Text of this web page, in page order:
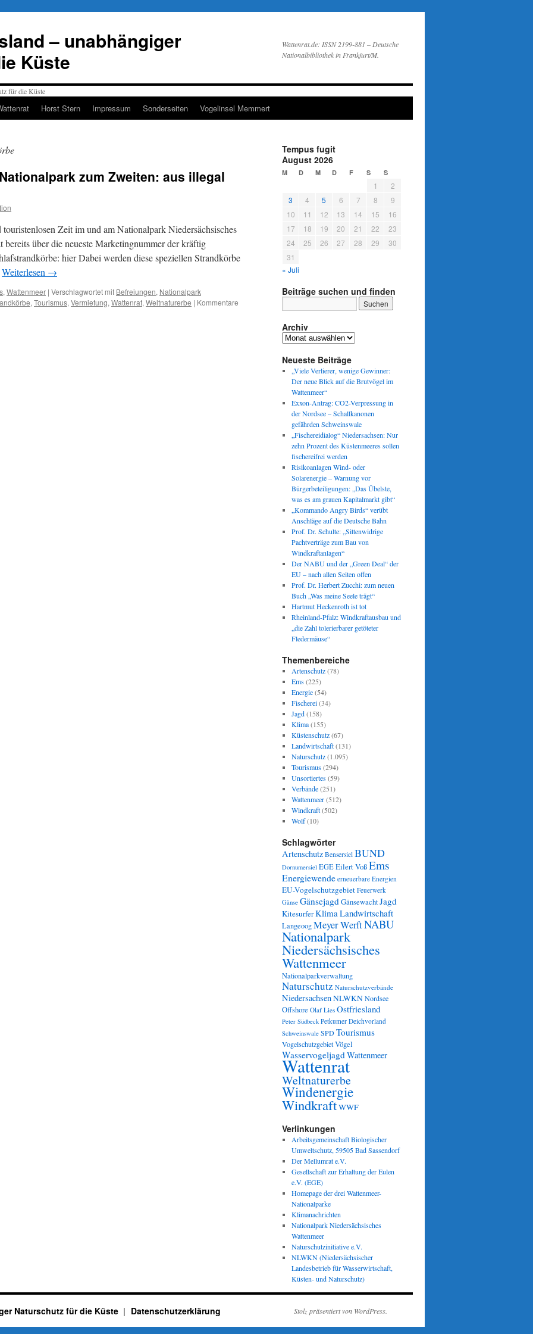
– unabhängiger
Küste
Wattenrat.de: ISSN 2199-881 – Deutsche
Nationalbibliothek in Frankfurt/M.
Horst Stern Impressum Sonderseiten Vogelinsel Memmert
zum Zweiten: aus illegal
Zeit im und am Nationalpark Niedersächsisches
bereits über die neueste Marketingnummer der kräftig
hier Dabei werden diese speziellen Strandkörbe
Weiterlesen →
, Wattenmeer | Verschlagwortet mit Befreiungen, Nationalpark
, Tourismus, Vermietung, Wattenrat, Weltnaturerbe | Kommentare
Tempus fugit
August 2026
M D M D F S S
1
2
3
4 5 6 7 8
9
10
11 12 13 14 15
16
17
18 19 20 21 22
23
24
25 26 27 28 29
30
31
« Juli
Beiträge suchen und finden
Archiv
Archiv
Neueste Beiträge
„Viele Verlierer, wenige Gewinner:
Der neue Blick auf die Brutvögel im
Wattenmeer“
Exxon-Antrag: CO2-Verpressung in
der Nordsee – Schallkanonen
gefährden Schweinswale
„Fischereidialog“ Niedersachsen: Nur
zehn Prozent des Küstenmeeres sollen
fischereifrei werden
Risikoanlagen Wind- oder
Solarenergie – Warnung vor
Bürgerbeteiligungen: „Das Übelste,
was es am grauen Kapitalmarkt gibt“
„Kommando Angry Birds“ verübt
Anschläge auf die Deutsche Bahn
Prof. Dr. Schulte: „Sittenwidrige
Pachtverträge zum Bau von
Windkraftanlagen“
Der NABU und der „Green Deal“ der
EU – nach allen Seiten offen
Prof. Dr. Herbert Zucchi: zum neuen
Buch „Was meine Seele trägt“
Hartmut Heckenroth ist tot
Rheinland-Pfalz: Windkraftausbau und
„die Zahl tolerierbarer getöteter
Fledermäuse“
Themenbereiche
Artenschutz(78)
Ems(225)
Energie(54)
Fischerei(34)
Jagd(158)
Klima(155)
Küstenschutz(67)
Landwirtschaft(131)
Naturschutz(1.095)
Tourismus(294)
Unsortiertes(59)
Verbände(251)
Wattenmeer(512)
Windkraft(502)
Wolf(10)
Schlagwörter
Artenschutz Bensersiel BUND
Dornumersiel EGEEilert VoßEms
Energiewende erneuerbare Energien
EU-Vogelschutzgebiet Feuerwerk
Gänse GänsejagdGänsewachtJagd
KitesurferKlimaLandwirtschaft
LangeoogMeyer WerftNABU
Nationalpark
Niedersächsisches
Wattenmeer
Nationalparkverwaltung
Naturschutz Naturschutzverbände
NiedersachsenNLWKNNordsee
Offshore Olaf Lies Ostfriesland
Peter Südbeck Petkumer Deichvorland
Schweinswale SPDTourismus
VogelschutzgebietVögel
WasservogeljagdWattenmeer
Wattenrat
Weltnaturerbe
Windenergie
WindkraftWWF
Verlinkungen
Arbeitsgemeinschaft Biologischer
Umweltschutz, 59505 Bad Sassendorf
Der Mellumrat e.V.
Gesellschaft zur Erhaltung der Eulen
e.V. (EGE)
Homepage der drei Wattenmeer-
Nationalparke
Klimanachrichten
Nationalpark Niedersächsisches
Wattenmeer
Naturschutzinitiative e.V.
NLWKN (Niedersächsischer
Landesbetrieb für Wasserwirtschaft,
Küsten- und Naturschutz)
Naturschutz für die Küste Datenschutzerklärung Stolz präsentiert von WordPress.